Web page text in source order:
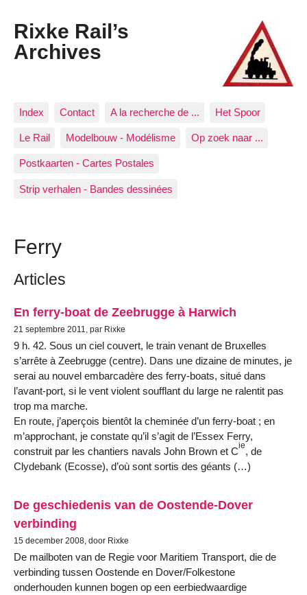
Rixke Rail’s
Archives
Index Contact A la recherche de ... Het Spoor
Le Rail Modelbouw - Modélisme Op zoek naar ...
Postkaarten - Cartes Postales
Strip verhalen - Bandes dessinées
Ferry
Articles
En ferry-boat de Zeebrugge à Harwich
21 septembre 2011, par Rixke
9 h. 42. Sous un ciel couvert, le train venant de Bruxelles
s’arrête à Zeebrugge (centre). Dans une dizaine de minutes, je
serai au nouvel embarcadère des ferry-boats, situé dans
l’avant-port, si le vent violent soufflant du large ne ralentit pas
trop ma marche.
En route, j’aperçois bientôt la cheminée d’un ferry-boat ; en
m’approchant, je constate qu’il s’agit de l’Essex Ferry,
construit par les chantiers navals John Brown et Cie, de
Clydebank (Ecosse), d’où sont sortis des géants (…)
De geschiedenis van de Oostende-Dover
verbinding
15 december 2008, door Rixke
De mailboten van de Regie voor Maritiem Transport, die de
verbinding tussen Oostende en Dover/Folkestone
onderhouden kunnen bogen op een eerbiedwaardige